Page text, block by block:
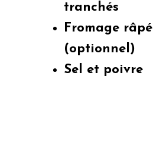
tranchés
Fromage râpé
(optionnel)
Sel et poivre